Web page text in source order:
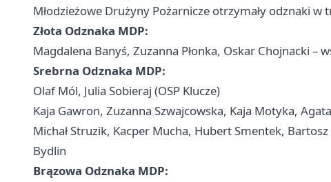
Młodzieżowe Drużyny Pożarnicze otrzymały odznaki w
Złota Odznaka MDP:
Magdalena Banyś, Zuzanna Płonka, Oskar Chojnacki –
Srebrna Odznaka MDP:
Olaf Mól, Julia Sobieraj (OSP Klucze)
Kaja Gawron, Zuzanna Szwajcowska, Kaja Motyka,
Michał Struzik, Kacper Mucha, Hubert Smentek,
Bydlin
Brązowa Odznaka MDP: